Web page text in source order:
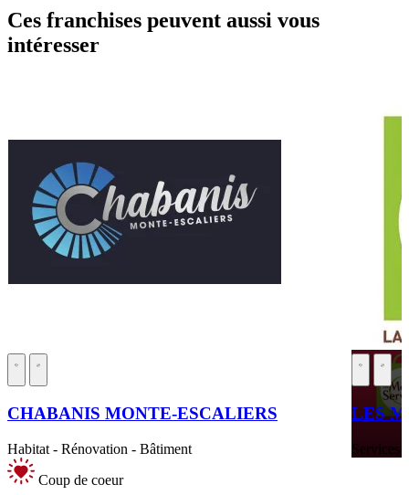
Ces franchises peuvent aussi vous
intéresser
CHABANIS MONTE-ESCALIERS
Habitat - Rénovation - Bâtiment
Coup de coeur
LES
Services